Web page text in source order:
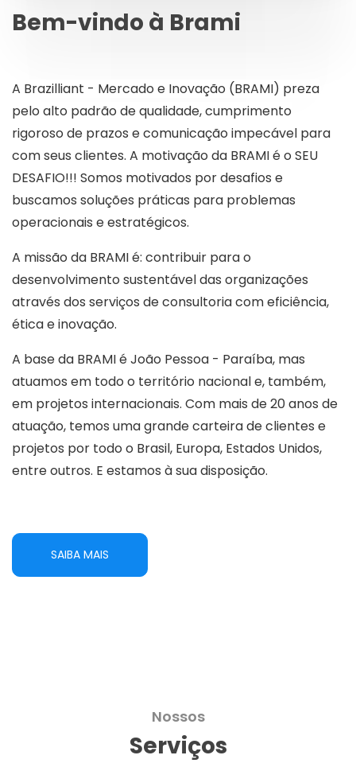
Bem-vindo à Brami
A Brazilliant - Mercado e Inovação (BRAMI) preza
pelo alto padrão de qualidade, cumprimento
rigoroso de prazos e comunicação impecável para
com seus clientes. A motivação da BRAMI é o SEU
DESAFIO!!! Somos motivados por desafios e
buscamos soluções práticas para problemas
operacionais e estratégicos.
A missão da BRAMI é: contribuir para o
desenvolvimento sustentável das organizações
através dos serviços de consultoria com eficiência,
ética e inovação.
A base da BRAMI é João Pessoa - Paraíba, mas
atuamos em todo o território nacional e, também,
em projetos internacionais. Com mais de 20 anos de
atuação, temos uma grande carteira de clientes e
projetos por todo o Brasil, Europa, Estados Unidos,
entre outros. E estamos à sua disposição.
SAIBA MAIS
Nossos
Serviços